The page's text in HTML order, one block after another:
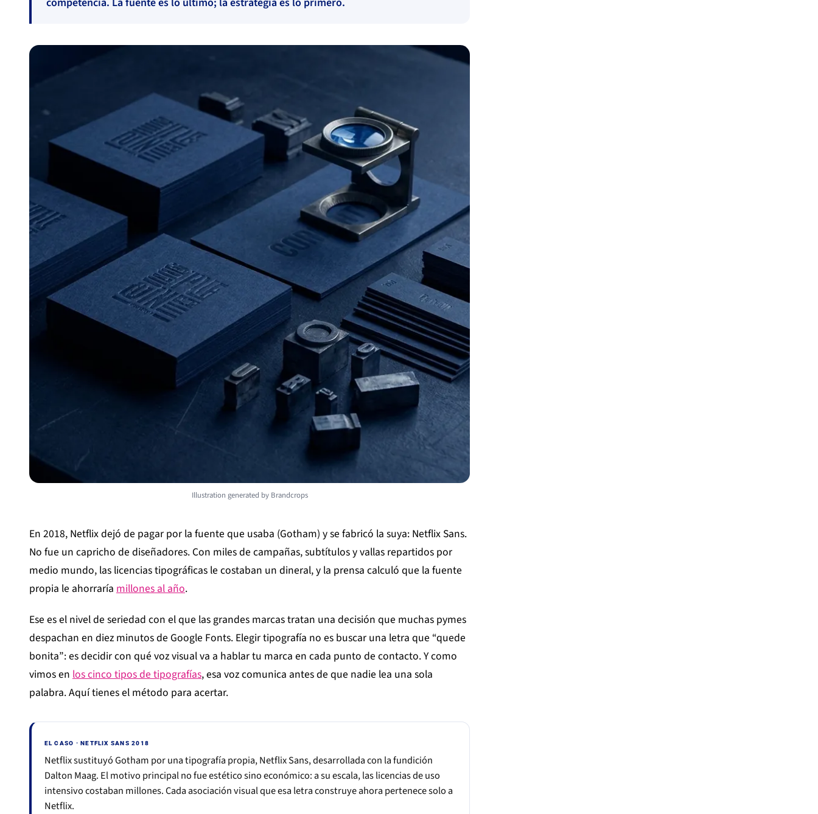
Illustration generated by Brandcrops
En 2018, Netflix dejó de pagar por la fuente que usaba (Gotham) y se fabricó la suya: Netflix Sans.
No fue un capricho de diseñadores. Con miles de campañas, subtítulos y vallas repartidos por
medio mundo, las licencias tipográficas le costaban un dineral, y la prensa calculó que la fuente
propia le ahorraría millones al año.
Ese es el nivel de seriedad con el que las grandes marcas tratan una decisión que muchas pymes
despachan en diez minutos de Google Fonts. Elegir tipografía no es buscar una letra que “quede
bonita”: es decidir con qué voz visual va a hablar tu marca en cada punto de contacto. Y como
vimos en los cinco tipos de tipografías, esa voz comunica antes de que nadie lea una sola
palabra. Aquí tienes el método para acertar.
EL CASO · NETFLIX SANS 2018
Netflix sustituyó Gotham por una tipografía propia, Netflix Sans, desarrollada con la fundición
Dalton Maag. El motivo principal no fue estético sino económico: a su escala, las licencias de uso
intensivo costaban millones. Cada asociación visual que esa letra construye ahora pertenece solo a
Netflix.